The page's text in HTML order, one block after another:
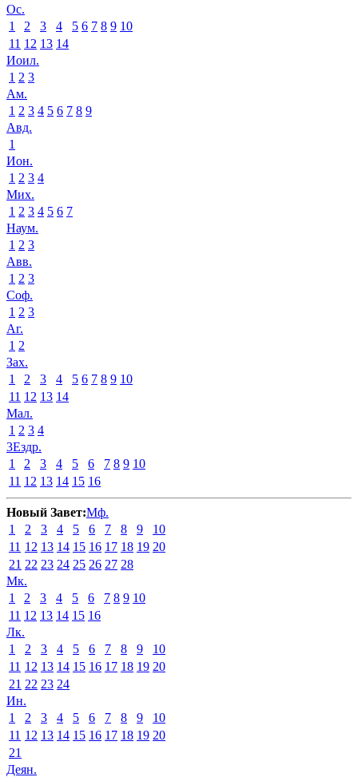
Ос.
1
2 3 4 5 6 7 8 9 10
11 12 13 14
Иоил.
1 2 3
Ам.
1 2 3 4 5 6 7 8 9
Авд.
1
Ион.
1 2 3 4
Мих.
1 2 3 4 5 6 7
Наум.
1 2 3
Авв.
1 2 3
Соф.
1 2 3
Аг.
1 2
Зах.
1
2 3 4 5 6 7 8 9 10
11 12 13 14
Мал.
1 2 3 4
3Ездр.
1
2 3 4 5 6 7 8 9 10
11 12 13 14 15 16
Новый Завет:Мф.
1
2 3 4 5 6 7 8 9
10
11 12 13 14 15 16 17 18 19 20
21 22 23 24 25 26 27 28
Мк.
1
2 3 4 5 6 7 8 9 10
11 12 13 14 15 16
Лк.
1
2 3 4 5 6 7 8 9
10
11 12 13 14 15 16 17 18 19 20
21 22 23 24
Ин.
1
2 3 4 5 6 7 8 9
10
11 12 13 14 15 16 17 18 19 20
21
Деян.